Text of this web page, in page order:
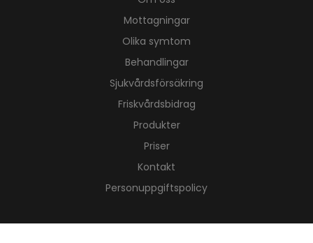
Mottagningar
Olika symtom
Behandlingar
Sjukvårdsförsäkring
Friskvårdsbidrag
Produkter
Priser
Kontakt
Personuppgiftspolicy